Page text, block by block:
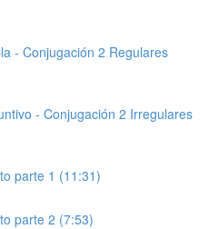
- Conjugación 2 Regulares
- Conjugación 2 Irregulares
parte 1 (11:31)
parte 2 (7:53)